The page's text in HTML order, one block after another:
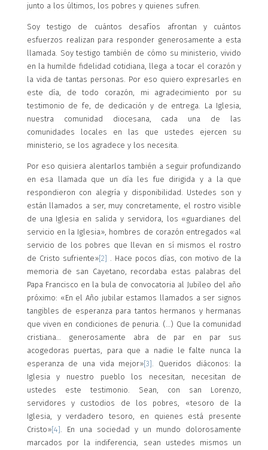
junto a los últimos, los pobres y quienes sufren.
Soy testigo de cuántos desafíos afrontan y cuántos
esfuerzos realizan para responder generosamente a esta
llamada. Soy testigo también de cómo su ministerio, vivido
en la humilde fidelidad cotidiana, llega a tocar el corazón y
la vida de tantas personas. Por eso quiero expresarles en
este día, de todo corazón, mi agradecimiento por su
testimonio de fe, de dedicación y de entrega. La Iglesia,
nuestra comunidad diocesana, cada una de las
comunidades locales en las que ustedes ejercen su
ministerio, se los agradece y los necesita.
Por eso quisiera alentarlos también a seguir profundizando
en esa llamada que un día les fue dirigida y a la que
respondieron con alegría y disponibilidad. Ustedes son y
están llamados a ser, muy concretamente, el rostro visible
de una Iglesia en salida y servidora, los «guardianes del
servicio en la Iglesia», hombres de corazón entregados «al
servicio de los pobres que llevan en sí mismos el rostro
de Cristo sufriente»[2]
. Hace pocos días, con motivo de la
memoria de san Cayetano, recordaba estas palabras del
Papa Francisco en la bula de convocatoria al Jubileo del año
próximo: «En el Año jubilar estamos llamados a ser signos
tangibles de esperanza para tantos hermanos y hermanas
que viven en condiciones de penuria. (…) Que la comunidad
cristiana… generosamente abra de par en par sus
acogedoras puertas, para que a nadie le falte nunca la
esperanza de una vida mejor»[3]
. Queridos diáconos: la
Iglesia y nuestro pueblo los necesitan, necesitan de
ustedes este testimonio. Sean, con san Lorenzo,
servidores y custodios de los pobres, «tesoro de la
Iglesia, y verdadero tesoro, en quienes está presente
Cristo»[4]
. En una sociedad y un mundo dolorosamente
marcados por la indiferencia, sean ustedes mismos un